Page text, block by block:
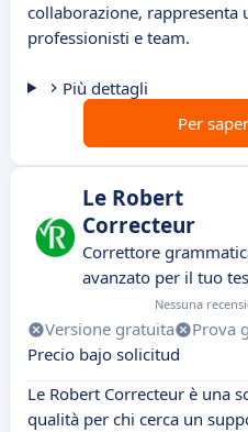
collaborazione, rappresenta
professionisti e team.
Più dettagli
Per
Le Robert
Correcteur
Correttore
avanzato per il tuo
Nessuna
Versione gratuita Prova
Precio bajo solicitud
Le Robert Correcteur è una
qualità per chi cerca un